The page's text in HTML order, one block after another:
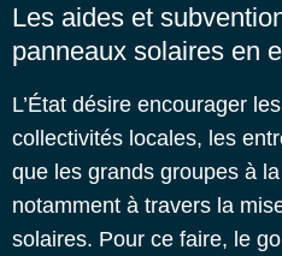
Les aides et
panneaux solaires en
L’État désire encourager
collectivités locales, les
que les grands groupes à
notamment à travers la
solaires. Pour ce faire, le